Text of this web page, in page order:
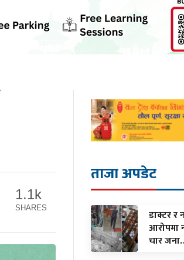
1.1k
SHARES
ताजा अपडेट
डाक्टर र
आरोपमा
चार